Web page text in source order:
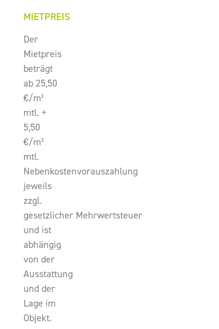
MIETPREIS
Der
Mietpreis
beträgt
ab 25,50
€/m²
mtl. +
5,50
€/m²
mtl.
Nebenkostenvorauszahlung
jeweils
zzgl.
gesetzlicher Mehrwertsteuer
und ist
abhängig
von der
Ausstattung
und der
Lage im
Objekt.